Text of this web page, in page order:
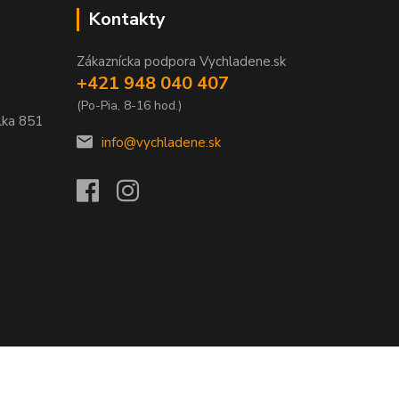
851
Kontakty
Zákaznícka podpora Vychladene.sk
+421 948 040 407
(Po-Pia, 8-16 hod.)
info@vychladene.sk